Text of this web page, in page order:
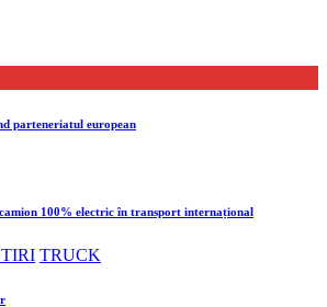
parteneriatul european
100% electric în transport internațional
TRUCK